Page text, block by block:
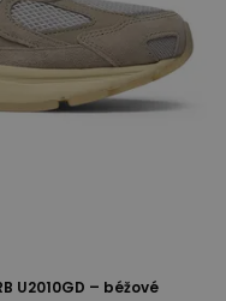
U2010GD – béžové